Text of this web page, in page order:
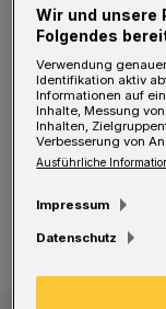
am
Anfrage der
Mittwoch und
aber Vollzug
WSV will diese
sportliche
Wir und unsere
Folgendes
Verwendung
Identifikation aktiv
Informationen auf
Inhalte, Messung
Inhalten,
Verbesserung von
Ausführliche
Impressum
Datenschutz